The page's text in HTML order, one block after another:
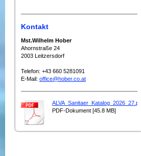
Kontakt
Mst.Wilhelm Hober
Ahornstraße 24
2003 Leitzersdorf
Telefon: +43 660 5281091
E-Mail: office@hober.co.at
ALVA_Sanitaer_Katalog_2026_27.pdf
PDF-Dokument [45.8 MB]